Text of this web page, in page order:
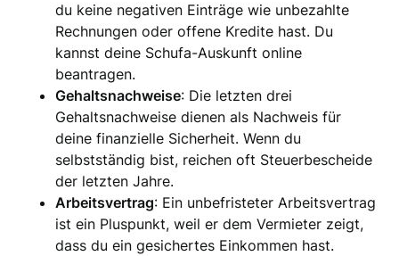
du keine negativen Einträge wie unbezahlte
Rechnungen oder offene Kredite hast. Du
kannst deine Schufa-Auskunft online
beantragen.
Gehaltsnachweise: Die letzten drei
Gehaltsnachweise dienen als Nachweis für
deine finanzielle Sicherheit. Wenn du
selbstständig bist, reichen oft Steuerbescheide
der letzten Jahre.
Arbeitsvertrag: Ein unbefristeter Arbeitsvertrag
ist ein Pluspunkt, weil er dem Vermieter zeigt,
dass du ein gesichertes Einkommen hast.